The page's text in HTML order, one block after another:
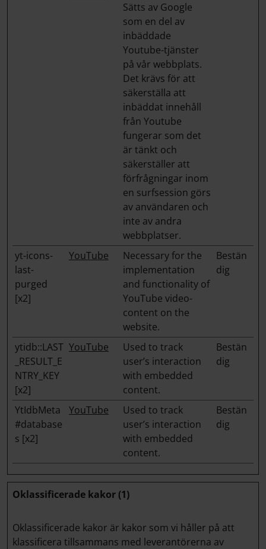
Sätts av Google
som en del av
inbäddade
Youtube-tjänster
på vår webbplats.
Det krävs för att
säkerställa att
inbäddat innehåll
från Youtube
fungerar som det
är tänkt och
säkerställer att
förfrågningar inom
en surfsession görs
av användaren och
inte av andra
webbplatser.
yt-icons-
last-
purged
[x2]
YouTube
Necessary for the
implementation
and functionality of
YouTube video-
content on the
website.
Bestän
dig
ytidb::LAST
_RESULT_E
NTRY_KEY
[x2]
YouTube
Used to track
user’s interaction
with embedded
content.
Bestän
dig
YtIdbMeta
#database
s [x2]
YouTube
Used to track
user’s interaction
with embedded
content.
Bestän
dig
Oklassificerade kakor (1)
Oklassificerade kakor är kakor som vi håller på att
klassificera tillsammans med leverantörerna av